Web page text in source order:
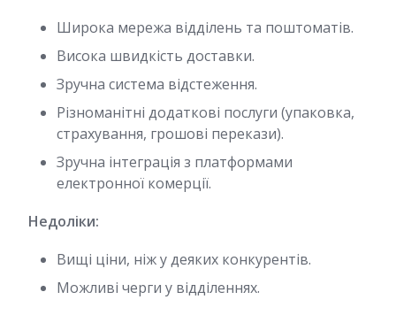
Широка мережа відділень та поштоматів.
Висока швидкість доставки.
Зручна система відстеження.
Різноманітні додаткові послуги (упаковка,
страхування, грошові перекази).
Зручна інтеграція з платформами
електронної комерції.
Недоліки:
Вищі ціни, ніж у деяких конкурентів.
Можливі черги у відділеннях.